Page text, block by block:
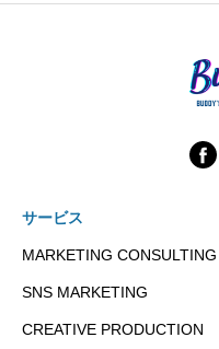
サービス
MARKETING CONSULTING
SNS MARKETING
CREATIVE PRODUCTION